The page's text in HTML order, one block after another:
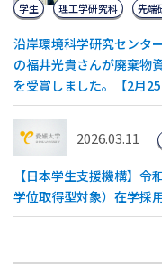
沿岸環境科学研究センタ
の福井光貴さんが廃棄物
を受賞しました。【2月25
学生 理工学研究科 先端
2026.03.11
【日本学生支援機構】
学位取得型対象）在学採